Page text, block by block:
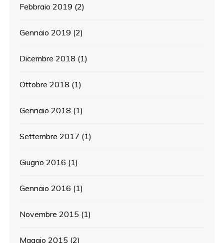
Febbraio 2019 (2)
Gennaio 2019 (2)
Dicembre 2018 (1)
Ottobre 2018 (1)
Gennaio 2018 (1)
Settembre 2017 (1)
Giugno 2016 (1)
Gennaio 2016 (1)
Novembre 2015 (1)
Maggio 2015 (2)